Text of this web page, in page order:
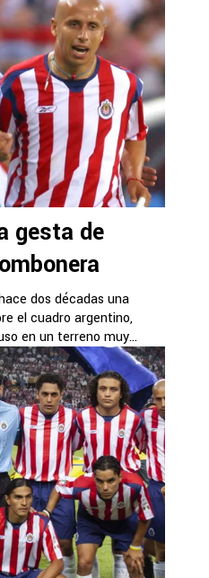
gesta de
dos décadas una
el cuadro argentino,
en un terreno muy...